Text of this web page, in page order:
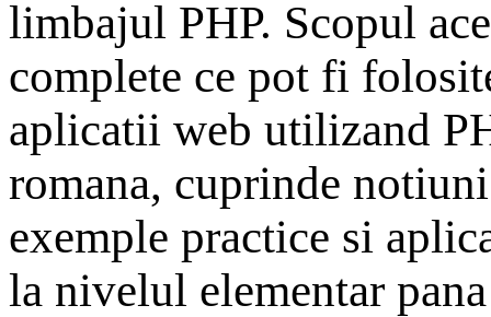
limbajul PHP. Scopul
complete ce pot fi
aplicatii web utilizand
romana, cuprinde
exemple practice si
la nivelul elementar